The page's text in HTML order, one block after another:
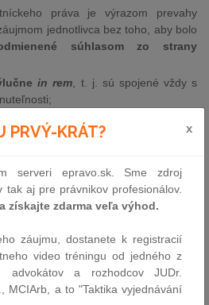
práva je výrazom prevahy
jednotlivca bez toho, aby bolo
súhlasom zo strany
in rem , t. j. sú spojené vždy s
činnosť;
zásadelex posterior derogat legi
ustanovenia predchádzajúcich
zákonné vecné bremená
ZVBsa do katastra nehnuteľností
ktorý má deklaratórne účinky a
príslušného orgánu, zo
PRVÝ-KRÁT? x
serveri epravo.sk. Sme zdroj
tak aj pre právnikov profesionálov.
získajte zdarma veľa výhod.
záujmu, dostanete k registracií
video tréningu od jedného z
advokátov a rozhodcov JUDr.
MCIArb, a to "Taktika vyjednávání